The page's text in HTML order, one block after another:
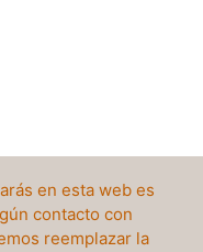
en esta web es
contacto con
reemplazar la